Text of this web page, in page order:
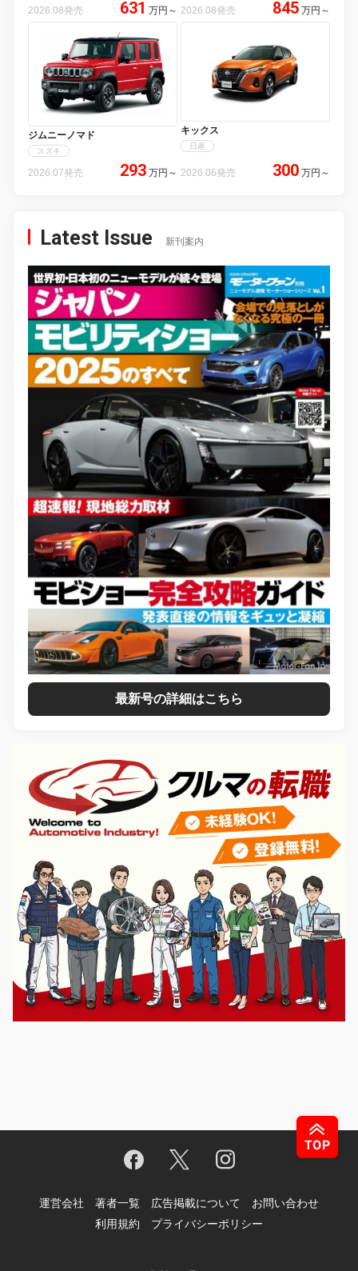
2026.08発売 631 万円 ～ 2026.08発売 845 万円 ～
ジムニーノマド
スズキ
2026.07発売 293 万円 ～
キックス
日産
2026.06発売 300 万円 ～
Latest Issue 新刊案内
最新号の詳細はこちら
運営会社 著者一覧 広告掲載について
お問い合わせ
利用規約
プライバシーポリシー